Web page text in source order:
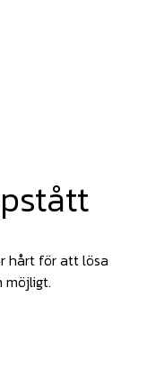
hårt för att lösa
möjligt.